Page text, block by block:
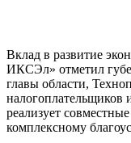
Вклад в развитие
ИКСЭл» отметил
главы области,
налогоплательщиков
реализует
комплексному